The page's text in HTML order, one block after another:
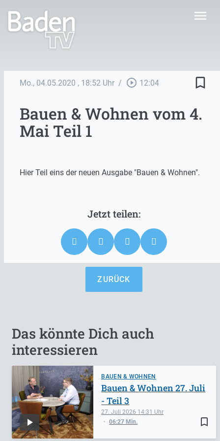
menu
Mo., 04.05.2020 , 18:52 Uhr / play_circle_outline 12:04 bookmark_border
Bauen & Wohnen vom 4.
Mai Teil 1
Hier Teil eins der neuen Ausgabe "Bauen & Wohnen".
ZURÜCK
Das könnte Dich auch
interessieren
BAUEN & WOHNEN
bookmark_border
27. Juli 2026 14:31
06:27 Min.
Bauen & Wohnen 27. Juli
- Teil 3